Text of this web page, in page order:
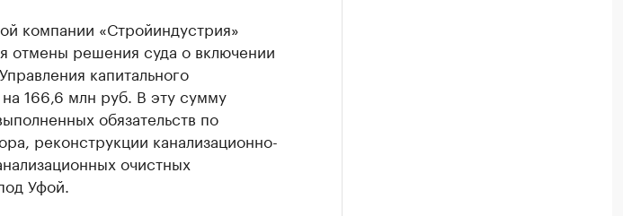
компании «Стройиндустрия»
отмены решения суда о включении
капитального
166,6 млн руб. В эту сумму
обязательств по
реконструкции канализационно-
очистных
Уфой.